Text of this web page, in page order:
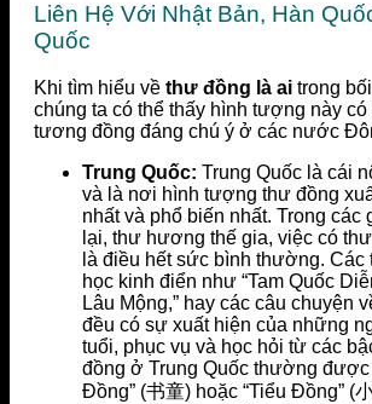
Liên Hệ Với Nhật Bản, Hàn
Quốc
Khi tìm hiểu về thư đồng là ai trong
chúng ta có thể thấy hình tượng này
tương đồng đáng chú ý ở các nước
Trung Quốc: Trung Quốc là cái
và là nơi hình tượng thư đồng
nhất và phổ biến nhất. Trong các
lại, thư hương thế gia, việc có
là điều hết sức bình thường. Các
học kinh điển như “Tam Quốc
Lâu Mộng,” hay các câu chuyện
đều có sự xuất hiện của những
tuổi, phục vụ và học hỏi từ các
đồng ở Trung Quốc thường được
Đồng” (书童) hoặc “Tiểu Đồng” (